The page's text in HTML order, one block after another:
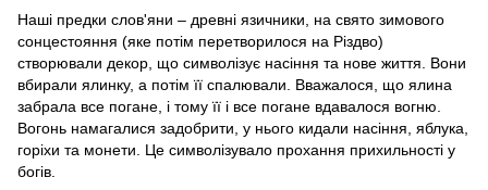
Наші предки слов'яни – древні язичники, на свято зимового
сонцестояння (яке потім перетворилося на Різдво)
створювали декор, що символізує насіння та нове життя. Вони
вбирали ялинку, а потім її спалювали. Вважалося, що ялина
забрала все погане, і тому її і все погане вдавалося вогню.
Вогонь намагалися задобрити, у нього кидали насіння, яблука,
горіхи та монети. Це символізувало прохання прихильності у
богів.